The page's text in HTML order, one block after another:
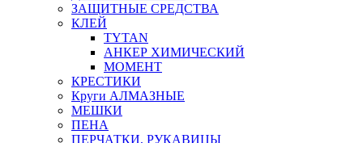
ЗАЩИТНЫЕ СРЕДСТВА
КЛЕЙ
TYTAN
АНКЕР ХИМИЧЕСКИЙ
МОМЕНТ
КРЕСТИКИ
Круги АЛМАЗНЫЕ
МЕШКИ
ПЕНА
ПЕРЧАТКИ, РУКАВИЦЫ